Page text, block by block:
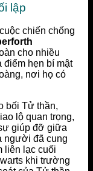
lập
chiến chống
cho nhiều
điểm hẹn bí mật
nơi họ có
bối Tử thần,
lộ quan trọng,
giúp đỡ giữa
người đã cung
liên lạc cuối
khi trường